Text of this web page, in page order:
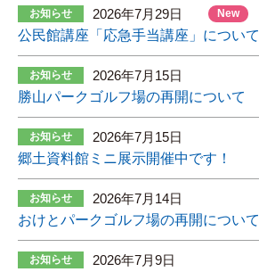
お知らせ 2026年7月29日 New
公民館講座「応急手当講座」について
お知らせ
2026年7月15日
勝山パークゴルフ場の再開について
お知らせ
2026年7月15日
郷土資料館ミニ展示開催中です！
お知らせ
2026年7月14日
おけとパークゴルフ場の再開について
お知らせ
2026年7月9日